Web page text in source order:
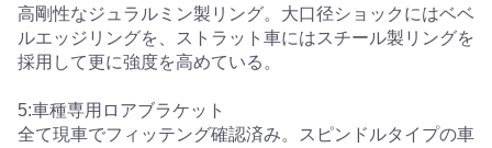
高剛性なジュラルミン製リング。大口径ショックにはベベ
ルエッジリングを、ストラット車にはスチール製リングを
採用して更に強度を高めている。
5:車種専用ロアブラケット
全て現車でフィッテング確認済み。スピンドルタイプの車